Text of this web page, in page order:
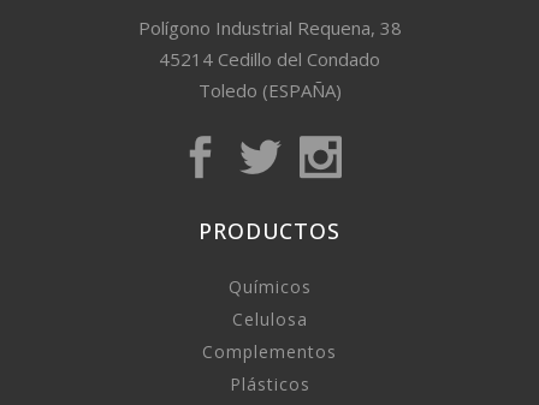
Polígono Industrial Requena, 38
45214 Cedillo del Condado
Toledo (ESPAÑA)
PRODUCTOS
Químicos
Celulosa
Complementos
Plásticos